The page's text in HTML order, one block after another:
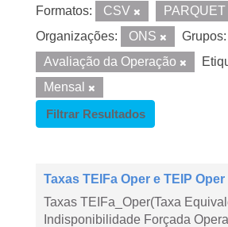
Formatos: CSV
PARQUET
Organizações:
ONS
Grupos:
Avaliação da Operação
Mensal
Filtrar Resultados
Taxas TEIFa Oper e TEIP Oper
Taxas TEIFa_Oper(Taxa
Indisponibilidade Forçada